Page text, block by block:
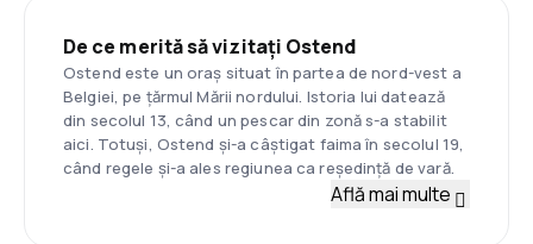
De ce merită să vizitați Ostend
Ostend este un oraș situat în partea de nord-vest a
Belgiei, pe țărmul Mării nordului. Istoria lui datează
din secolul 13, când un pescar din zonă s-a stabilit
aici. Totuși, Ostend și-a câștigat faima în secolul 19,
când regele și-a ales regiunea ca reședință de vară.
Află mai multe